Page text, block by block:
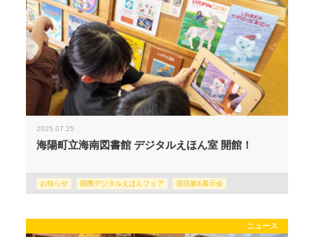
2025.07.25
海陽町立海南図書館 デジタルえほん室 開館！
お知らせ 国際デジタルえほんフェア 巡回展&展示会
ニュース